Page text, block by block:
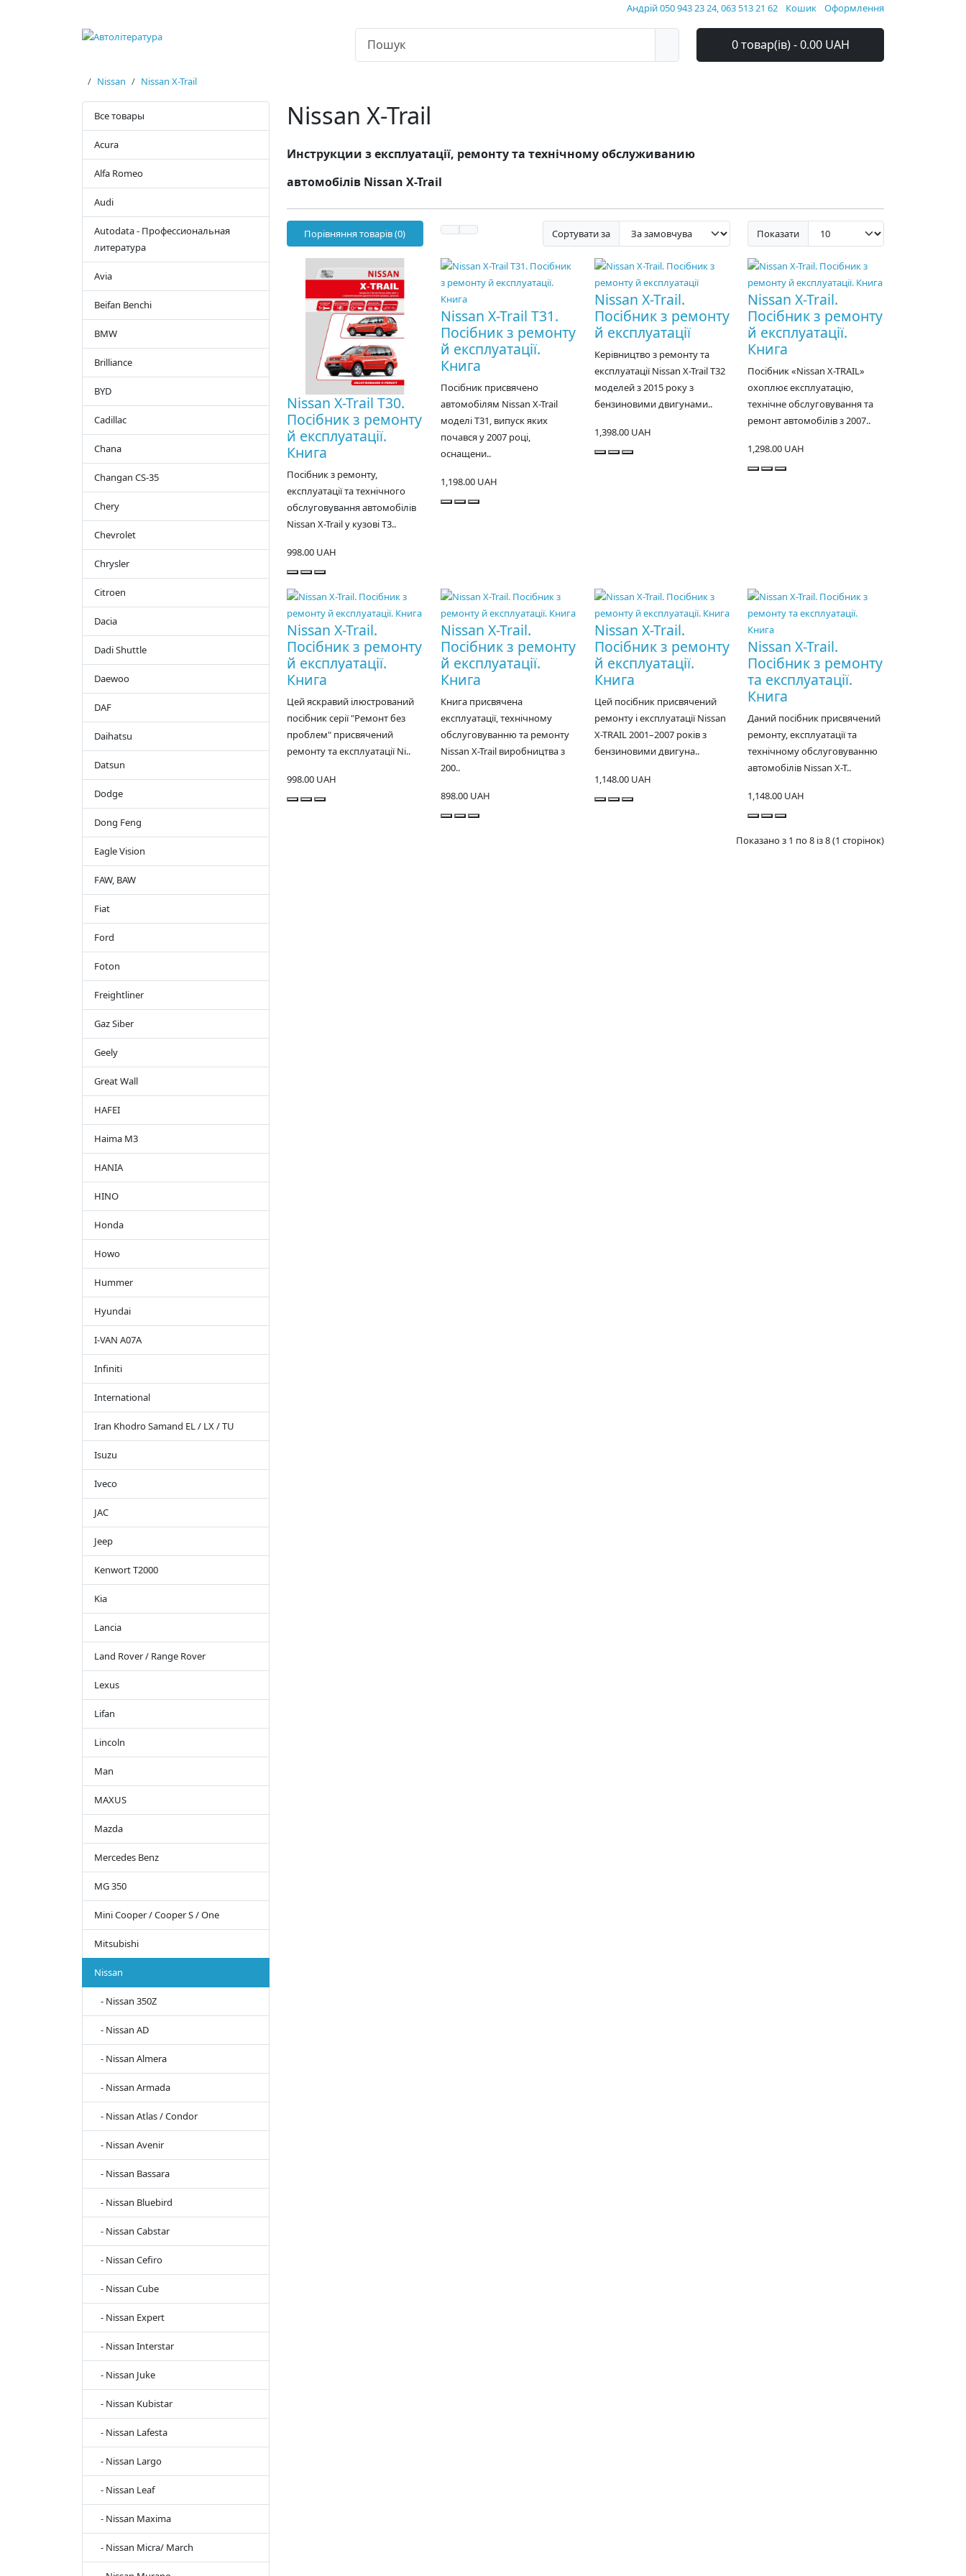
Андрій 050 943 23 24, 063 513 21 62 Кошик Оформлення
0 товар(ів) - 0.00 UAH
Nissan Nissan X-Trail
Все товары
Acura
Alfa Romeo
Audi
Autodata - Профессиональная
литература
Avia
Beifan Benchi
BMW
Brilliance
BYD
Cadillac
Chana
Changan CS-35
Chery
Chevrolet
Chrysler
Citroen
Dacia
Dadi Shuttle
Daewoo
DAF
Daihatsu
Datsun
Dodge
Dong Feng
Eagle Vision
FAW, BAW
Fiat
Ford
Foton
Freightliner
Gaz Siber
Geely
Great Wall
HAFEI
Haima M3
HANIA
HINO
Honda
Howo
Hummer
Hyundai
I-VAN A07A
Infiniti
International
Iran Khodro Samand EL / LX / TU
Isuzu
Iveco
JAC
Jeep
Kenwort T2000
Kia
Lancia
Land Rover / Range Rover
Lexus
Lifan
Lincoln
Man
MAXUS
Mazda
Mercedes Benz
MG 350
Mini Cooper / Cooper S / One
Mitsubishi
Nissan
- Nissan 350Z
- Nissan AD
- Nissan Almera
- Nissan Armada
- Nissan Atlas / Condor
- Nissan Avenir
- Nissan Bassara
- Nissan Bluebird
- Nissan Cabstar
- Nissan Cefiro
- Nissan Cube
- Nissan Expert
- Nissan Interstar
- Nissan Juke
- Nissan Kubistar
- Nissan Lafesta
- Nissan Largo
- Nissan Leaf
- Nissan Maxima
- Nissan Micra/ March
Nissan X-Trail
Инструкции з експлуатації, ремонту та технічному обслуживанию
автомобілів Nissan X-Trail
Порівняння товарів (0) Сортувати за Показати
Nissan X-Trail T30.
Посібник з ремонту
й експлуатації.
Книга
Посібник з ремонту,
експлуатації та технічного
обслуговування автомобілів
Nissan X-Trail у кузові T3..
998.00 UAH
Nissan X-Trail T31.
Посібник з ремонту
й експлуатації.
Книга
Посібник присвячено
автомобілям Nissan X-Trail
моделі T31, випуск яких
почався у 2007 році,
оснащени..
1,198.00 UAH
Nissan X-Trail.
Посібник з ремонту
й експлуатації
Керівництво з ремонту та
експлуатації Nissan X-Trail T32
моделей з 2015 року з
бензиновими двигунами..
1,398.00 UAH
Nissan X-Trail.
Посібник з ремонту
й експлуатації.
Книга
Посібник «Nissan X-TRAIL»
охоплює експлуатацію,
технічне обслуговування та
ремонт автомобілів з 2007..
1,298.00 UAH
Nissan X-Trail.
Посібник з ремонту
й експлуатації.
Книга
Цей яскравий ілюстрований
посібник серії "Ремонт без
проблем" присвячений
ремонту та експлуатації Ni..
998.00 UAH
Nissan X-Trail.
Посібник з ремонту
й експлуатації.
Книга
Книга присвячена
експлуатації, технічному
обслуговуванню та ремонту
Nissan X-Trail виробництва з
200..
898.00 UAH
Nissan X-Trail.
Посібник з ремонту
й експлуатації.
Книга
Цей посібник присвячений
ремонту і експлуатації Nissan
X-TRAIL 2001–2007 років з
бензиновими двигуна..
1,148.00 UAH
Nissan X-Trail.
Посібник з ремонту
та експлуатації.
Книга
Даний посібник присвячений
ремонту, експлуатації та
технічному обслуговуванню
автомобілів Nissan X-T..
1,148.00 UAH
Показано з 1 по 8 із 8 (1 сторінок)